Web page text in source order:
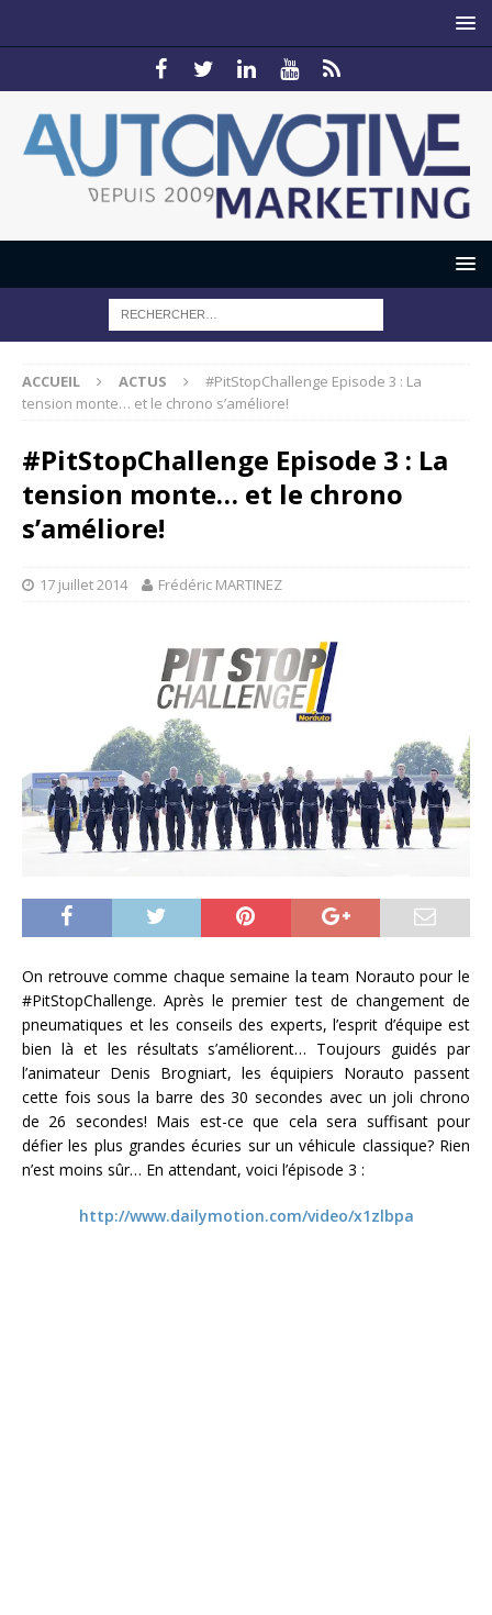
ACCUEIL ACTUS
#PitStopChallenge Episode 3 : La
tension monte… et le chrono s’améliore!
#PitStopChallenge Episode 3 : La
tension monte… et le chrono
s’améliore!
17 juillet 2014 Frédéric MARTINEZ
On retrouve comme chaque semaine la team Norauto pour le
#PitStopChallenge. Après le premier test de changement de
pneumatiques et les conseils des experts, l’esprit d’équipe est
bien là et les résultats s’améliorent… Toujours guidés par
l’animateur Denis Brogniart, les équipiers Norauto passent
cette fois sous la barre des 30 secondes avec un joli chrono
de 26 secondes! Mais est-ce que cela sera suffisant pour
défier les plus grandes écuries sur un véhicule classique? Rien
n’est moins sûr… En attendant, voici l’épisode 3 :
http://www.dailymotion.com/video/x1zlbpa